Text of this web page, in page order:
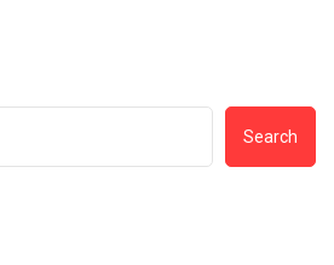
Search